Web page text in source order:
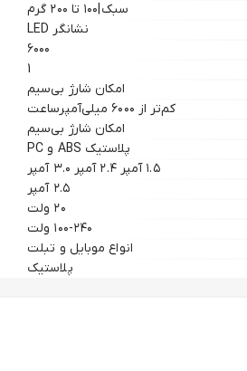
سبک|۱۰۰ تا ۲۰۰ گرم
نشانگر LED
۶۰۰۰
1
امکان شارژ بی‌سیم
کم‌تر از ۶۰۰۰ میلی‌آمپرساعت
امکان شارژ بی‌سیم
پلاستیک ABS و PC
۱.۵ آمپر ۲.۴ آمپر ۳.۰ آمپر
۲.۵ آمپر
۲۰ ولت
۱۰۰-۲۴۰ ولت
انواع موبایل و تبلت
پلاستیک